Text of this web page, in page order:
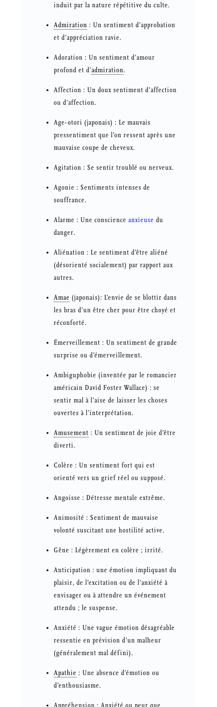
induit par la nature répétitive du culte.
Admiration : Un sentiment d’approbation
et d’appréciation ravie.
Adoration : Un sentiment d’amour
profond et d’admiration.
Affection : Un doux sentiment d’affection
ou d’affection.
Age-otori (japonais) : Le mauvais
pressentiment que l’on ressent après une
mauvaise coupe de cheveux.
Agitation : Se sentir troublé ou nerveux.
Agonie : Sentiments intenses de
souffrance.
Alarme : Une conscience anxieuse du
danger.
Aliénation : Le sentiment d’être aliéné
(désorienté socialement) par rapport aux
autres.
Amae (japonais): L’envie de se blottir dans
les bras d’un être cher pour être choyé et
réconforté.
Émerveillement : Un sentiment de grande
surprise ou d’émerveillement.
Ambiguphobie (inventée par le romancier
américain David Foster Wallace) : se
sentir mal à l’aise de laisser les choses
ouvertes à l’interprétation.
Amusement : Un sentiment de joie d’être
diverti.
Colère : Un sentiment fort qui est
orienté vers un grief réel ou supposé.
Angoisse : Détresse mentale extrême.
Animosité : Sentiment de mauvaise
volonté suscitant une hostilité active.
Gêne : Légèrement en colère ; irrité.
Anticipation : une émotion impliquant du
plaisir, de l’excitation ou de l’anxiété à
envisager ou à attendre un événement
attendu ; le suspense.
Anxiété : Une vague émotion désagréable
ressentie en prévision d’un malheur
(généralement mal défini).
Apathie : Une absence d’émotion ou
d’enthousiasme.
Appréhension : Anxiété ou peur que